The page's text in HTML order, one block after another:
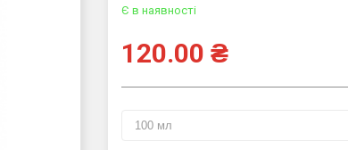
Є в наявності
120.00 ₴